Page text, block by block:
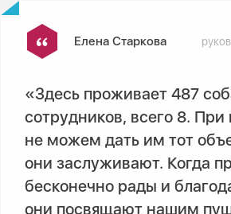
Елена Старкова
«Здесь проживает 487
сотрудников, всего 8.
не можем дать им тот
они заслуживают. Когда
бесконечно рады и
они посвящают нашим